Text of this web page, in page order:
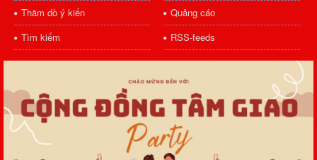
Thăm dò ý kiến
Quảng cáo
Tìm kiếm
RSS-feeds